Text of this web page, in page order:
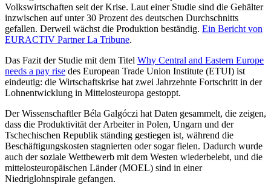
Volkswirtschaften seit der Krise. Laut einer Studie sind die Gehälter
inzwischen auf unter 30 Prozent des deutschen Durchschnitts
gefallen. Derweil wächst die Produktion beständig. Ein Bericht von
EURACTIV Partner La Tribune.
Das Fazit der Studie mit dem Titel Why Central and Eastern Europe
needs a pay rise des European Trade Union Institute (ETUI) ist
eindeutig: die Wirtschaftskrise hat zwei Jahrzehnte Fortschritt in der
Lohnentwicklung in Mittelosteuropa gestoppt.
Der Wissenschaftler Béla Galgóczi hat Daten gesammelt, die zeigen,
dass die Produktivität der Arbeiter in Polen, Ungarn und der
Tschechischen Republik ständing gestiegen ist, während die
Beschäftigungskosten stagnierten oder sogar fielen. Dadurch wurde
auch der soziale Wettbewerb mit dem Westen wiederbelebt, und die
mittelosteuropäischen Länder (MOEL) sind in einer
Niedriglohnspirale gefangen.